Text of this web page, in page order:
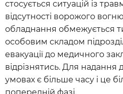
стосується ситуацій із
відсутності ворожого
обладнання обмежується
особовим складом
евакуації до медичного
відрізнятись. Для
умовах є більше часу і це